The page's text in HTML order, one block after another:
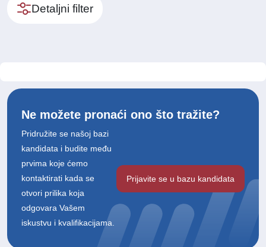
Detaljni filter
Ne možete pronaći ono što tražite?
Pridružite se našoj bazi
kandidata i budite među
prvima koje ćemo
kontaktirati kada se
otvori prilika koja
odgovara Vašem
iskustvu i kvalifikacijama.
Prijavite se u bazu kandidata